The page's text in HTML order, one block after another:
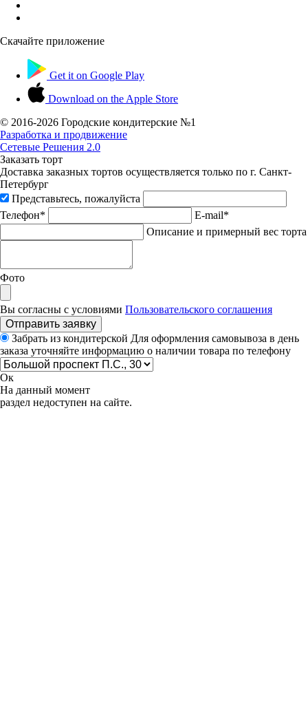
Скачайте приложение
Get it on Google Play
Download on the Apple Store
© 2016-2026 Городские кондитерские №1
Разработка и продвижение
Сетевые Решения 2.0
Заказать торт
Доставка заказных тортов осуществляется только по г. Санкт-
Петербург
Представьтесь, пожалуйста
Телефон*
E-mail*
Описание и примерный вес торта
Фото
Вы согласны с условиями Пользовательского соглашения
Отправить заявку
Забрать из кондитерской Для оформления самовывоза в день
заказа уточняйте информацию о наличии товара по телефону
Ок
На данный момент
раздел недоступен на сайте.